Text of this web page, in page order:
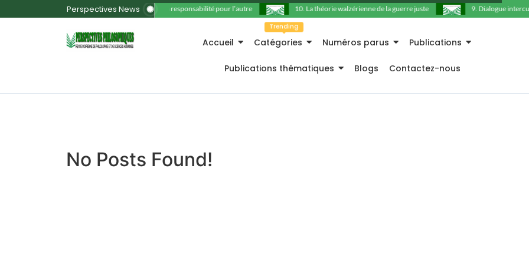
Perspectives News 11. La responsabilité pour l’autre 10. La théorie walzérienne de la guerre juste 9. Dialogue
Accueil Catégories
Trending
Numéros parus Publications
Publications thématiques Blogs Contactez-nous
No Posts Found!